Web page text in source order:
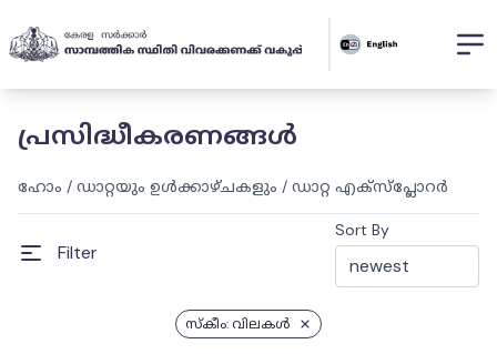
പ്രസിദ്ധീകരണങ്ങൾ
ഹോം / ഡാറ്റയും ഉൾക്കാഴ്ചകളും / ഡാറ്റ എക്സ്പ്ലോറർ
Filter
Sort By
സ്കീം: വിലകൾ